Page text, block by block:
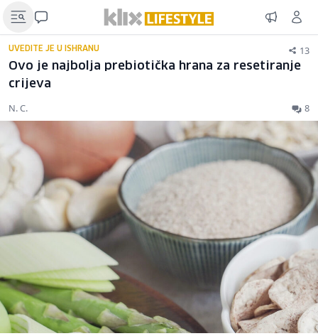
UVEDITE JE U ISHRANU 13
Ovo je najbolja prebiotička hrana za resetiranje
crijeva
N. C. 8